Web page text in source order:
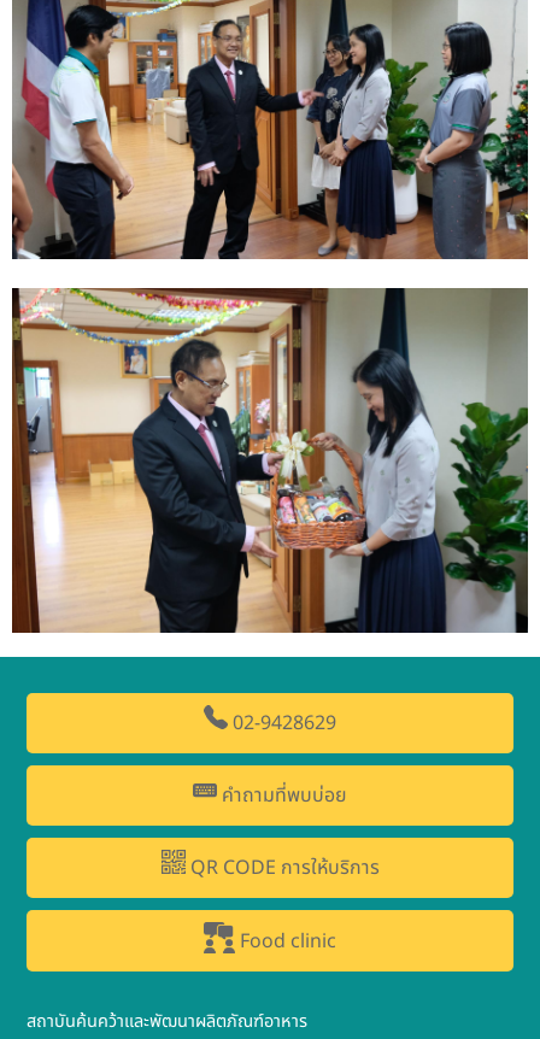
02-9428629
คำถามที่พบบ่อย
QR CODE การให้บริการ
Food clinic
สถาบันค้นคว้าและพัฒนาผลิตภัณฑ์อาหาร